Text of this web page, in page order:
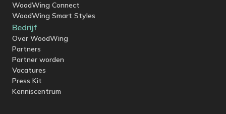
WoodWing Connect
WoodWing Smart Styles
Bedrijf
Over WoodWing
Partners
Partner worden
Vacatures
Press Kit
Kenniscentrum